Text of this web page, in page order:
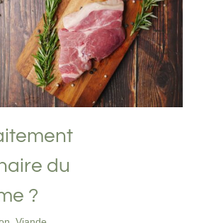
révolutionnaire du
glioblastome ?
Nutrition Viande
du
?